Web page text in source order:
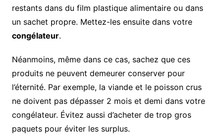
restants dans du film plastique alimentaire ou dans
un sachet propre. Mettez-les ensuite dans votre
congélateur.
Néanmoins, même dans ce cas, sachez que ces
produits ne peuvent demeurer conserver pour
l’éternité. Par exemple, la viande et le poisson crus
ne doivent pas dépasser 2 mois et demi dans votre
congélateur. Évitez aussi d’acheter de trop gros
paquets pour éviter les surplus.